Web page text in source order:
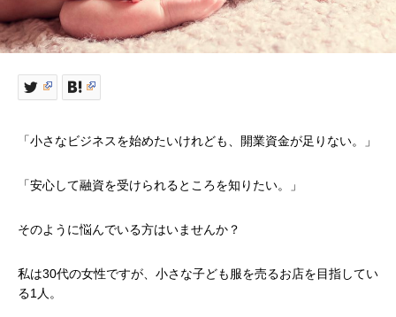
「小さなビジネスを始めたいけれども、開業資金が足りない。」
「安心して融資を受けられるところを知りたい。」
そのように悩んでいる方はいませんか？
私は30代の女性ですが、小さな子ども服を売るお店を目指してい
る1人。